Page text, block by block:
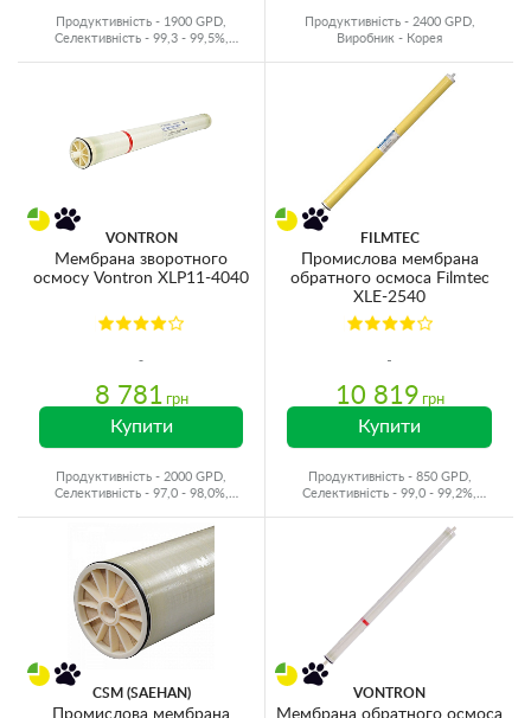
Продуктивність - 1900 GPD,
Селективність - 99,3 - 99,5%,
Продуктивність - 2400 GPD,
Виробник - Корея
VONTRON
Мембрана зворотного
осмосу Vontron XLP11-4040
8 781 грн
Купити
Продуктивність - 2000 GPD,
Селективність - 97,0 - 98,0%,
FILMTEC
Промислова мембрана
обратного осмоса Filmtec
XLE-2540
10 819 грн
Купити
Продуктивність - 850 GPD,
Селективність - 99,0 - 99,2%,
CSM (SAEHAN)
Промислова мембрана
VONTRON
Мембрана обратного осмоса